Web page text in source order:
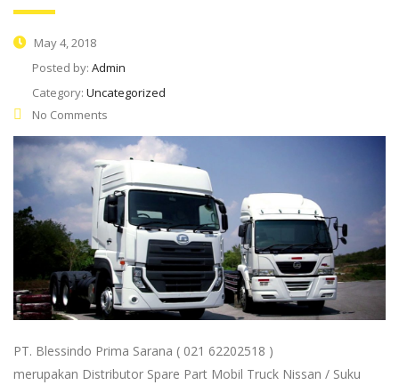
May 4, 2018
Posted by: Admin
Category: Uncategorized
No Comments
PT. Blessindo Prima Sarana ( 021 62202518 )
merupakan Distributor Spare Part Mobil Truck Nissan / Suku